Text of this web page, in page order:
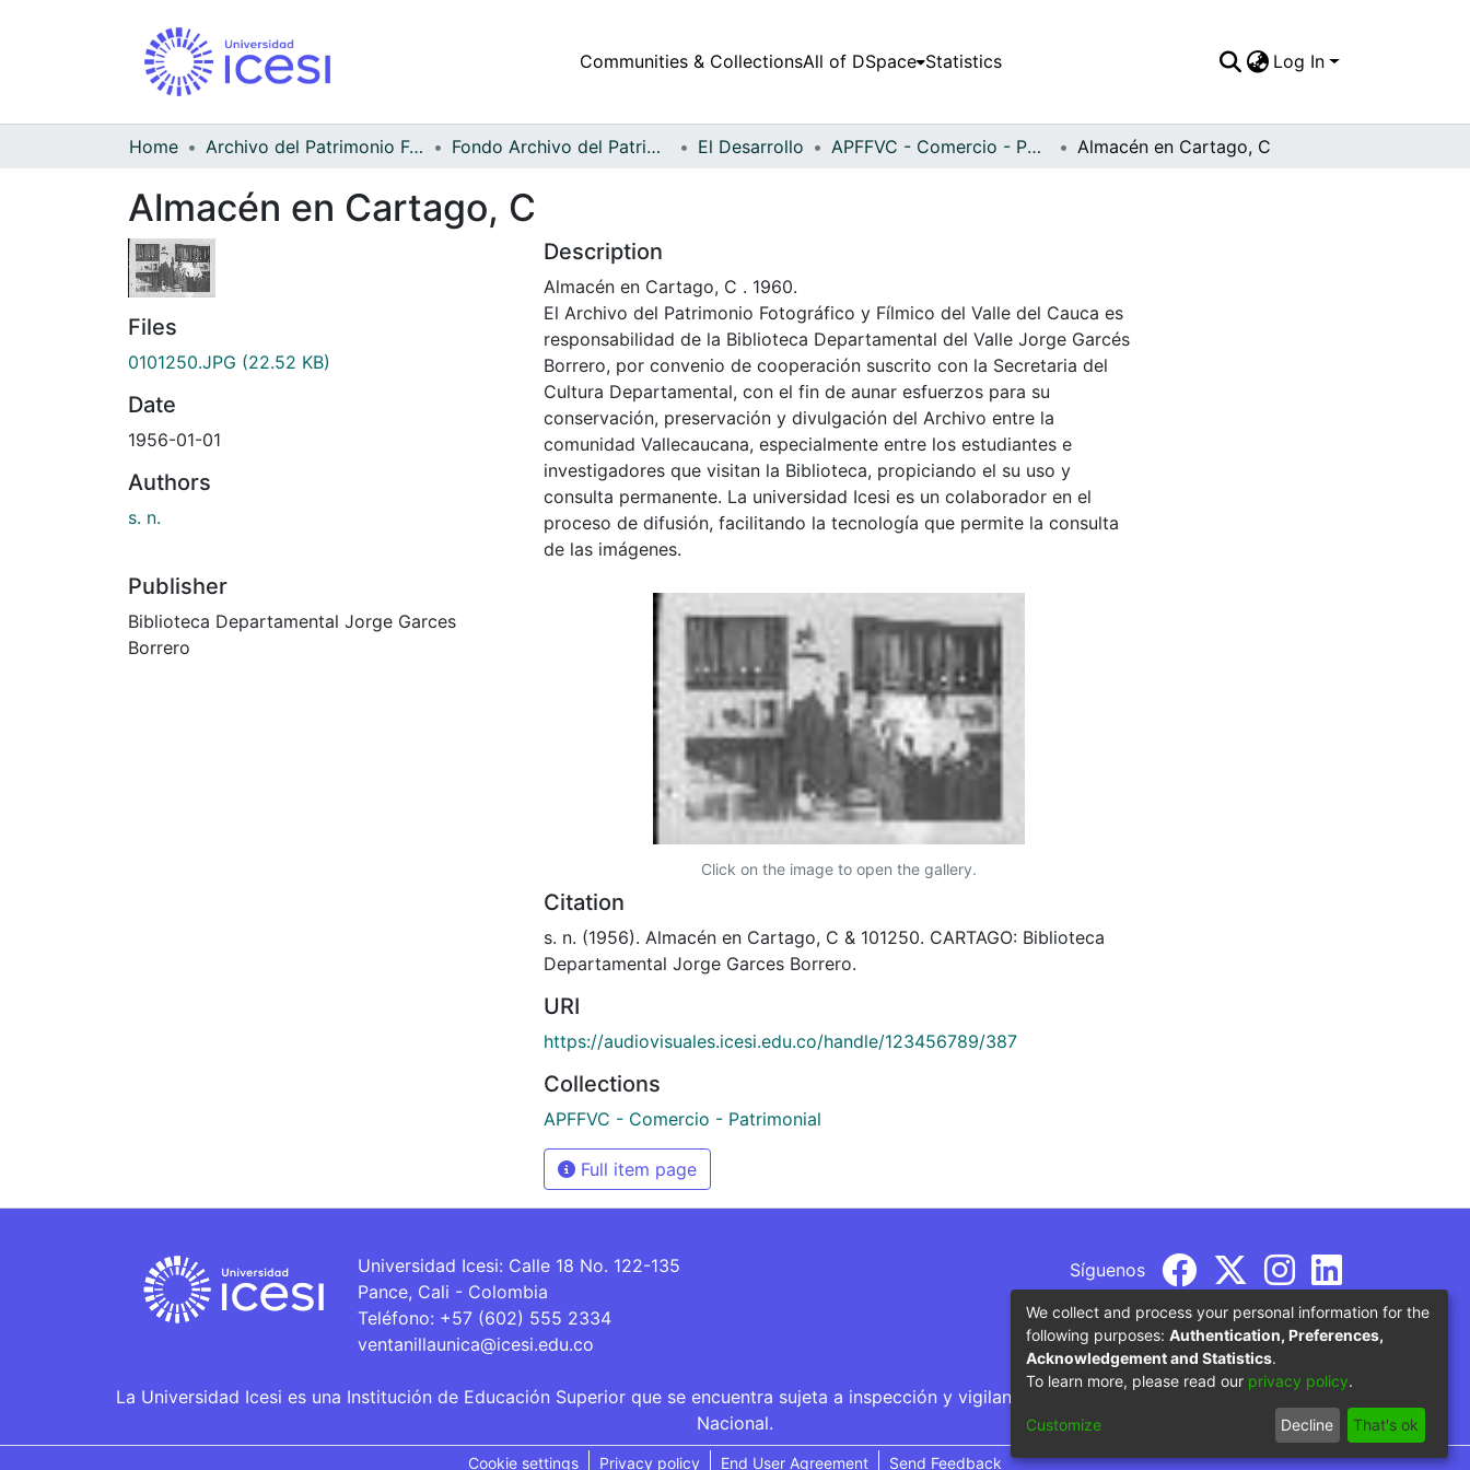
Communities & CollectionsAll of DSpace Statistics Log In
Home Archivo del Patrimonio Fotográfico y Fílmico del Valle del Cauca Fondo Archivo del Patrimonio Fotográfico y Fílmico del Valle del Cauca El Desarrollo APFFVC - Comercio - Patrimonial Almacén en Cartago, C
Almacén en Cartago, C
Files
0101250.JPG (22.52 KB)
Date
1956-01-01
Authors
s. n.
Publisher
Biblioteca Departamental Jorge Garces
Borrero
Description
Almacén en Cartago, C . 1960.
El Archivo del Patrimonio Fotográfico y Fílmico del Valle del Cauca es
responsabilidad de la Biblioteca Departamental del Valle Jorge Garcés
Borrero, por convenio de cooperación suscrito con la Secretaria del
Cultura Departamental, con el fin de aunar esfuerzos para su
conservación, preservación y divulgación del Archivo entre la
comunidad Vallecaucana, especialmente entre los estudiantes e
investigadores que visitan la Biblioteca, propiciando el su uso y
consulta permanente. La universidad Icesi es un colaborador en el
proceso de difusión, facilitando la tecnología que permite la consulta
de las imágenes.
Click on the image to open the gallery.
Citation
s. n. (1956). Almacén en Cartago, C & 101250. CARTAGO: Biblioteca
Departamental Jorge Garces Borrero.
URI
https://audiovisuales.icesi.edu.co/handle/123456789/387
Collections
APFFVC - Comercio - Patrimonial
Full item page
Universidad Icesi: Calle 18 No. 122-135
Pance, Cali - Colombia
Teléfono: +57 (602) 555 2334
ventanillaunica@icesi.edu.co
Síguenos
La Universidad Icesi es una Institución de Educación Superior que se encuentra sujeta a inspección y vigilancia por parte del Ministerio de Educación
Nacional.
Cookie settings Privacy policy End User Agreement Send Feedback
We collect and process your personal information for the
following purposes: Authentication, Preferences,
Acknowledgement and Statistics.
To learn more, please read our privacy policy.
Customize Decline That's ok